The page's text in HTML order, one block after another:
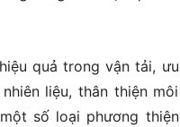
quả trong vận tải, ưu
liệu, thân thiện môi
số loại phương thiện